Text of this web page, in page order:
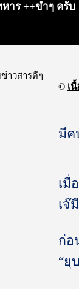
าร ++ขำๆ ครับ
าวสารดีๆ
© เ
มีค
เมื่
เจ๊
ก่อ
“ยุ